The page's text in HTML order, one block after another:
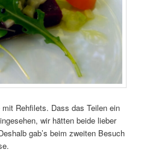
Rehfilets. Dass das Teilen ein
wir hätten beide lieber
gab’s beim zweiten Besuch